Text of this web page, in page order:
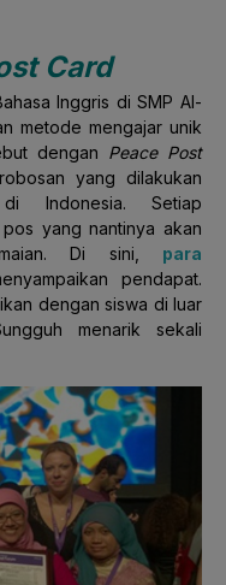
Card
Inggris di SMP Al-
metode mengajar unik
dengan Peace Post
yang dilakukan
Indonesia. Setiap
yang nantinya akan
Di sini, para
pendapat.
dengan siswa di luar
menarik sekali